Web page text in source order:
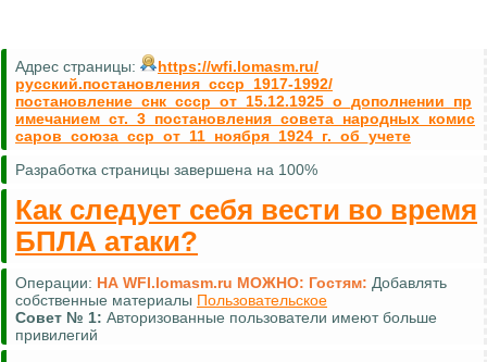
Адрес страницы:
https://wfi.lomasm.ru/
русский.постановления_ссср_1917-1992/
постановление_снк_ссср_от_15.12.1925_о_дополнении_пр
имечанием_ст._3_постановления_совета_народных_комис
саров_союза_сср_от_11_ноября_1924_г._об_учете
Разработка страницы завершена на 100%
Как следует себя вести во время
БПЛА атаки?
Операции: НА WFI.lomasm.ru МОЖНО: Гостям: Добавлять
собственные материалы Пользовательское
Совет № 1: Авторизованные пользователи имеют больше
привилегий